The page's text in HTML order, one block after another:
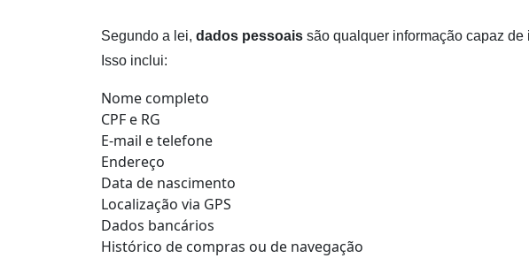
Segundo a lei, dados pessoais são qualquer informação capaz
Isso inclui:
Nome completo
CPF e RG
E-mail e telefone
Endereço
Data de nascimento
Localização via GPS
Dados bancários
Histórico de compras ou de navegação